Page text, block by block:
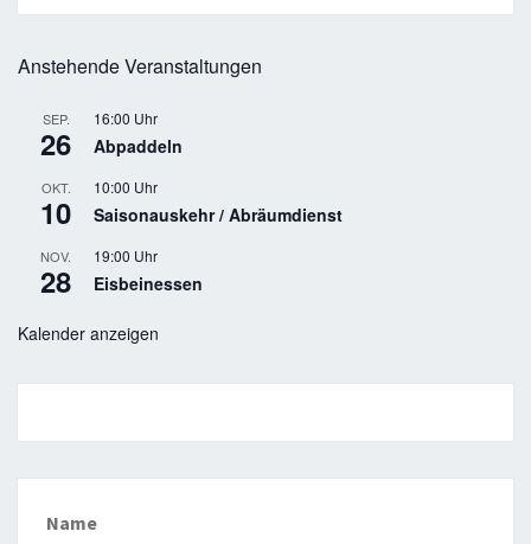
Anstehende Veranstaltungen
SEP.
26
16:00 Uhr
Abpaddeln
OKT.
10
10:00 Uhr
Saisonauskehr / Abräumdienst
NOV.
28
19:00 Uhr
Eisbeinessen
Kalender anzeigen
Name